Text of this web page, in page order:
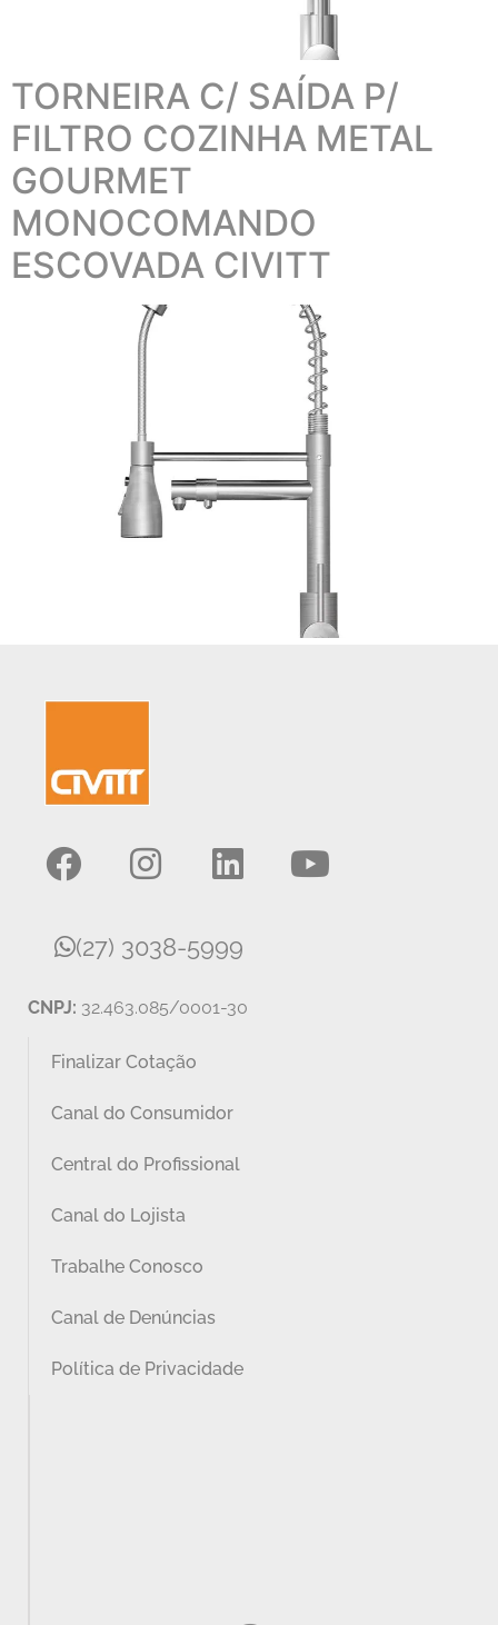
TORNEIRA C/ SAÍDA P/
FILTRO COZINHA METAL
GOURMET
MONOCOMANDO
ESCOVADA CIVITT
(27) 3038-5999
CNPJ: 32.463.085/0001-30
Finalizar Cotação
Canal do Consumidor
Central do Profissional
Canal do Lojista
Trabalhe Conosco
Canal de Denúncias
Política de Privacidade